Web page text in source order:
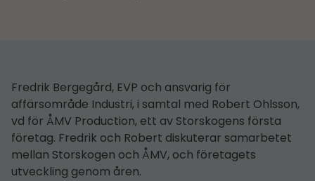
Fredrik Bergegård, EVP och ansvarig för
affärsområde Industri, i samtal med Robert Ohlsson,
vd för ÅMV Production, ett av Storskogens första
företag. Fredrik och Robert diskuterar samarbetet
mellan Storskogen och ÅMV, och företagets
utveckling genom åren.